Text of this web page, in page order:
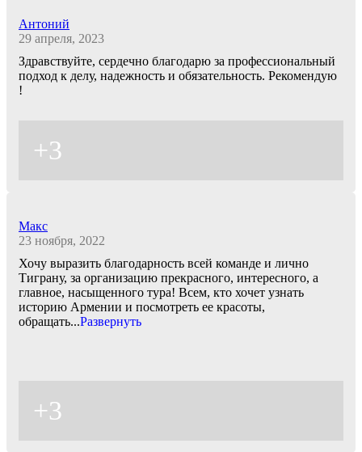
Антоний
29 апреля, 2023
Здравствуйте, сердечно благодарю за профессиональный
подход к делу, надежность и обязательность. Рекомендую
!
+3
Макс
23 ноября, 2022
Хочу выразить благодарность всей команде и лично
Тиграну, за организацию прекрасного, интересного, а
главное, насыщенного тура! Всем, кто хочет узнать
историю Армении и посмотреть ее красоты,
обращать...Развернуть
+3